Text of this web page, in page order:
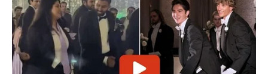
Slobodne Vodolije mogle bi upoznati osobu koja će ih
privući svojom inteligencijom i drugačijim pogledom na
svet.